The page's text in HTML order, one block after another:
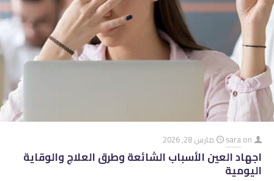
saraon مارس 28, 2026
اجهاد العين الأسباب الشائعة وطرق العلاج والوقاية
اليومية